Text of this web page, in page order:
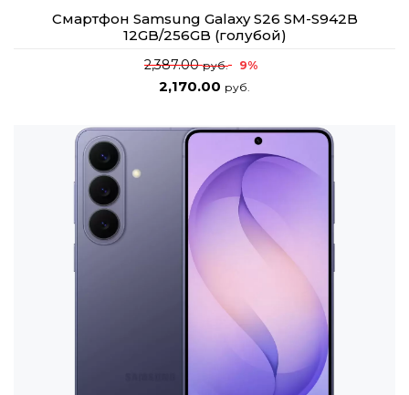
Смартфон Samsung Galaxy S26 SM-S942B
12GB/256GB (голубой)
2,387.00руб. 9%
2,170.00 руб.